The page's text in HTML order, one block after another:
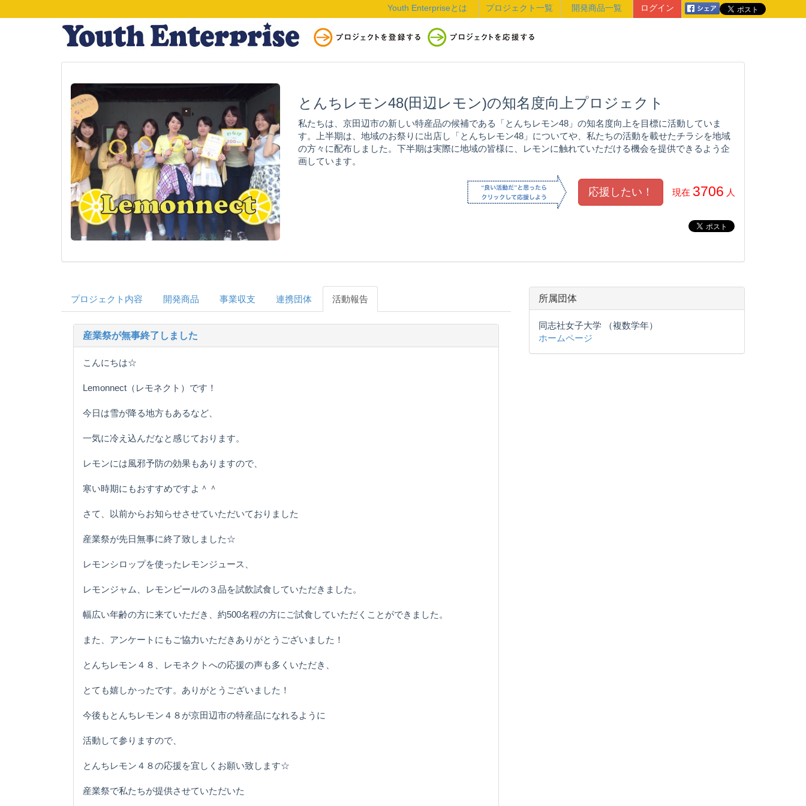
ログイン
開発商品一覧
プロジェクト一覧
Youth Enterpriseとは
とんちレモン48(田辺レモン)の知名度向上プロジェクト
私たちは、京田辺市の新しい特産品の候補である「とんちレモン48」の知名度向上を目標に活動していま
す。上半期は、地域のお祭りに出店し「とんちレモン48」についてや、私たちの活動を載せたチラシを地域
の方々に配布しました。下半期は実際に地域の皆様に、レモンに触れていただける機会を提供できるよう企
画しています。
現在 3706 人
プロジェクト内容 開発商品 事業収支 連携団体 活動報告
産業祭が無事終了しました
こんにちは☆
Lemonnect（レモネクト）です！
今日は雪が降る地方もあるなど、
一気に冷え込んだなと感じております。
レモンには風邪予防の効果もありますので、
寒い時期にもおすすめですよ＾＾
さて、以前からお知らせさせていただいておりました
産業祭が先日無事に終了致しました☆
レモンシロップを使ったレモンジュース、
レモンジャム、レモンピールの３品を試飲試食していただきました。
幅広い年齢の方に来ていただき、約500名程の方にご試食していただくことができました。
また、アンケートにもご協力いただきありがとうございました！
とんちレモン４８、レモネクトへの応援の声も多くいただき、
とても嬉しかったです。ありがとうございました！
今後もとんちレモン４８が京田辺市の特産品になれるように
活動して参りますので、
とんちレモン４８の応援を宜しくお願い致します☆
産業祭で私たちが提供させていただいた
所属団体
同志社女子大学 （複数学年）
ホームページ